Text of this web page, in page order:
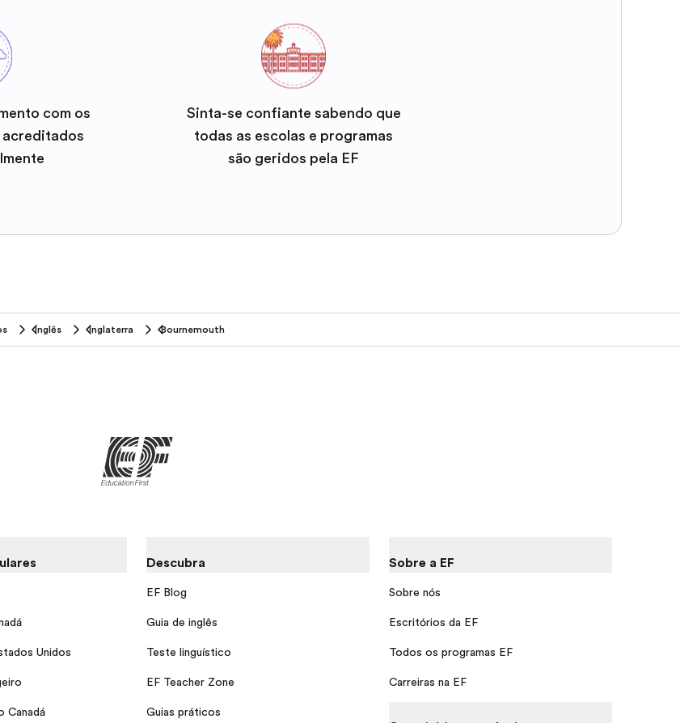
com os
acreditados
Sinta-se confiante sabendo que
todas as escolas e programas
são geridos pela EF
Inglês Inglaterra Bournemouth
Unidos
Canadá
Descubra
EF Blog
Guia de inglês
Teste linguístico
EF Teacher Zone
Guias práticos
Sobre a EF
Sobre nós
Escritórios da EF
Todos os programas EF
Carreiras na EF